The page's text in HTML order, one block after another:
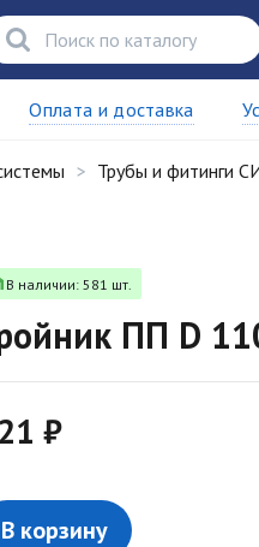
Оплата и доставка
Трубы и фитинги
В наличии: 581 шт.
ПП D
₽
В корзину